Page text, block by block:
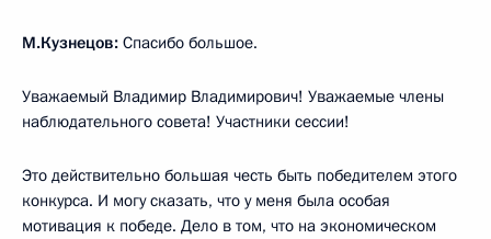
М.Кузнецов: Спасибо большое.
Уважаемый Владимир Владимирович! Уважаемые члены
наблюдательного совета! Участники сессии!
Это действительно большая честь быть победителем этого
конкурса. И могу сказать, что у меня была особая
мотивация к победе. Дело в том, что на экономическом